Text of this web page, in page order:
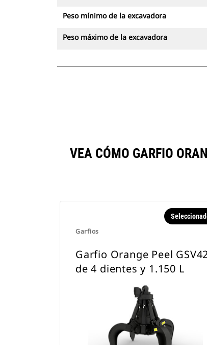
Peso mínimo de la excavadora
Peso máximo de la excavadora
VEA CÓMO GARFIO
Garfios
Garfio Orange Peel
de 4 dientes y 1.150 L